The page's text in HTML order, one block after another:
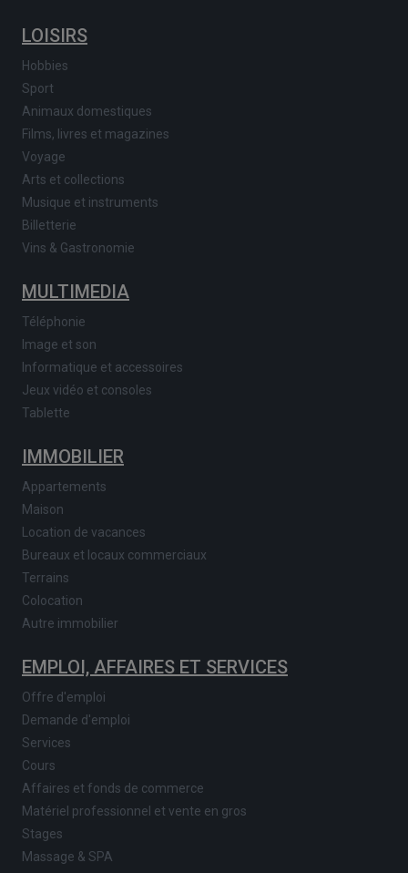
LOISIRS
Hobbies
Sport
Animaux domestiques
Films, livres et magazines
Voyage
Arts et collections
Musique et instruments
Billetterie
Vins & Gastronomie
MULTIMEDIA
Téléphonie
Image et son
Informatique et accessoires
Jeux vidéo et consoles
Tablette
IMMOBILIER
Appartements
Maison
Location de vacances
Bureaux et locaux commerciaux
Terrains
Colocation
Autre immobilier
EMPLOI, AFFAIRES ET SERVICES
Offre d'emploi
Demande d'emploi
Services
Cours
Affaires et fonds de commerce
Matériel professionnel et vente en gros
Stages
Massage & SPA